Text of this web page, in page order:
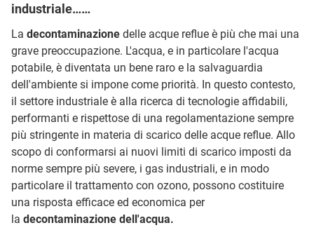
industriale……
La decontaminazione delle acque reflue è più che mai una
grave preoccupazione. L'acqua, e in particolare l'acqua
potabile, è diventata un bene raro e la salvaguardia
dell'ambiente si impone come priorità. In questo contesto,
il settore industriale è alla ricerca di tecnologie affidabili,
performanti e rispettose di una regolamentazione sempre
più stringente in materia di scarico delle acque reflue. Allo
scopo di conformarsi ai nuovi limiti di scarico imposti da
norme sempre più severe, i gas industriali, e in modo
particolare il trattamento con ozono, possono costituire
una risposta efficace ed economica per
la decontaminazione dell'acqua.